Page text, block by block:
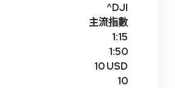
^DJI
主流指數
1:15
1:50
10 USD
10